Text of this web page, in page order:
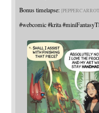
Bonus timelapse:
#webcomic #krita #